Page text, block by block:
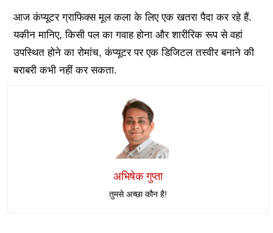
आज कंप्यूटर ग्राफिक्स मूल कला के लिए एक खतरा पैदा कर रहे हैं.
यकीन मानिए, किसी पल का गवाह होना और शारीरिक रूप से वहां
उपस्थित होने का रोमांच, कंप्यूटर पर एक डिजिटल तस्वीर बनाने की
बराबरी कभी नहीं कर सकता.
अभिषेक गुप्ता
तुमसे अच्छा कौन है!